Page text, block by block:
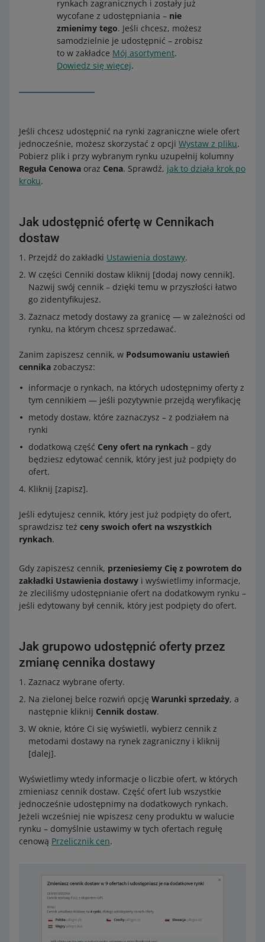
rynkach zagranicznych i zostały już
wycofane z udostępniania – nie
zmienimy tego. Jeśli chcesz, możesz
samodzielnie je udostępnić – zrobisz
to w zakładce Mój asortyment.
Dowiedz się więcej.
Jeśli chcesz udostępnić na rynki zagraniczne wiele ofert
jednocześnie, możesz skorzystać z opcji Wystaw z pliku.
Pobierz plik i przy wybranym rynku uzupełnij kolumny
Reguła Cenowa oraz Cena. Sprawdź, jak to działa krok po
kroku.
Jak udostępnić ofertę w Cennikach
dostaw
Przejdź do zakładki Ustawienia dostawy.
W części Cenniki dostaw kliknij [dodaj nowy cennik].
Nazwij swój cennik – dzięki temu w przyszłości łatwo
go zidentyfikujesz.
Zaznacz metody dostawy za granicę — w zależności od
rynku, na którym chcesz sprzedawać.
Zanim zapiszesz cennik, w Podsumowaniu ustawień
cennika zobaczysz:
informacje o rynkach, na których udostępnimy oferty z
tym cennikiem — jeśli pozytywnie przejdą weryfikację
metody dostaw, które zaznaczysz – z podziałem na
rynki
dodatkową część Ceny ofert na rynkach – gdy
będziesz edytować cennik, który jest już podpięty do
ofert.
Kliknij [zapisz].
Jeśli edytujesz cennik, który jest już podpięty do ofert,
sprawdzisz też ceny swoich ofert na wszystkich
rynkach.
Gdy zapiszesz cennik, przeniesiemy Cię z powrotem do
zakładki Ustawienia dostawy i wyświetlimy informacje,
że zleciliśmy udostępnianie ofert na dodatkowym rynku –
jeśli edytowany był cennik, który jest podpięty do ofert.
Jak grupowo udostępnić oferty przez
zmianę cennika dostawy
Zaznacz wybrane oferty.
Na zielonej belce rozwiń opcję Warunki sprzedaży, a
następnie kliknij Cennik dostaw.
W oknie, które Ci się wyświetli, wybierz cennik z
metodami dostawy na rynek zagraniczny i kliknij
[dalej].
Wyświetlimy wtedy informacje o liczbie ofert, w których
zmieniasz cennik dostaw. Część ofert lub wszystkie
jednocześnie udostępnimy na dodatkowych rynkach.
Jeżeli wcześniej nie wpiszesz ceny produktu w walucie
rynku – domyślnie ustawimy w tych ofertach regułę
cenową Przelicznik cen.